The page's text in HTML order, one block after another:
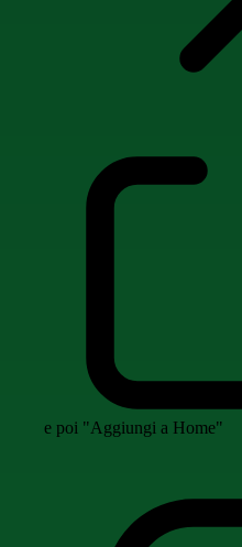
e poi "Aggiungi a Home"